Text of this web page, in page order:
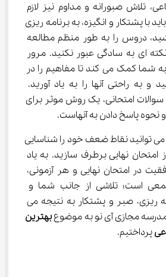
تلاش صبورانه و مداوم نیز لازم
با پشتکار و انگیزه، به برنامه ریزی
دروس را به طور منظم مطالعه
ای به سادگی عبور نکنید. مرور
شما کمک می کند تا مفاهیم را در
و به راحتی آنها را به یاد آورید.
امتحانی، یک روش موثر برای
و نحوه پاسخ دادن به آنهاست.
می توانید نقاط ضعف خود را شناسایی
امتحان نهایی برطرف سازید. به یاد
در امتحان نهایی و هر آزمونی،
است؛ تلاشی از جانب شما و
ریزی، صبر و پشتکار به نتیجه می
مدرسه مجازی آی نو به موضوع بهترین
پرداختیم.